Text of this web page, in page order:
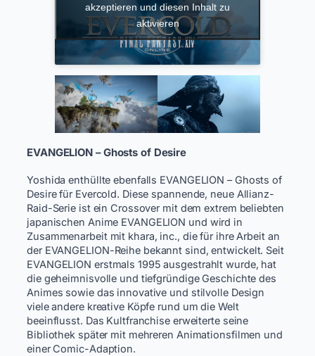
akzeptieren und diesen Inhalt zu
aktivieren
EVANGELION – Ghosts of Desire
Yoshida enthüllte ebenfalls EVANGELION – Ghosts of
Desire für Evercold. Diese spannende, neue Allianz-
Raid-Serie ist ein Crossover mit dem extrem beliebten
japanischen Anime EVANGELION und wird in
Zusammenarbeit mit khara, inc., die für ihre Arbeit an
der EVANGELION-Reihe bekannt sind, entwickelt. Seit
EVANGELION erstmals 1995 ausgestrahlt wurde, hat
die geheimnisvolle und tiefgründige Geschichte des
Animes sowie das innovative und stilvolle Design
viele andere kreative Köpfe rund um die Welt
beeinflusst. Das Kultfranchise erweiterte seine
Bibliothek später mit mehreren Animationsfilmen und
einer Comic-Adaption.